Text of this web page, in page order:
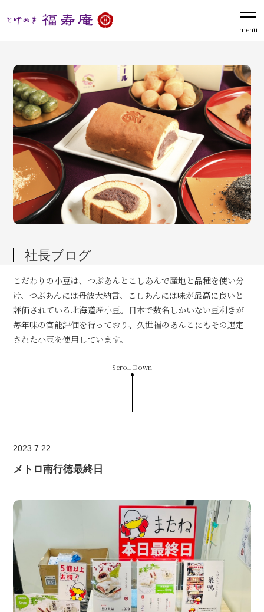
menu
社長ブログ
こだわりの小豆は、つぶあんとこしあんで産地と品種を使い分
け、つぶあんには丹波大納言、こしあんには味が最高に良いと
評価されている北海道産小豆。日本で数名しかいない豆利きが
毎年味の官能評価を行っており、久世福のあんこにもその選定
された小豆を使用しています。
Scroll Down
2023.7.22
メトロ南行徳最終日